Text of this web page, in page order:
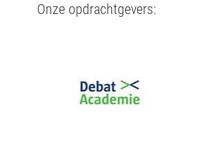
Onze opdrachtgevers: